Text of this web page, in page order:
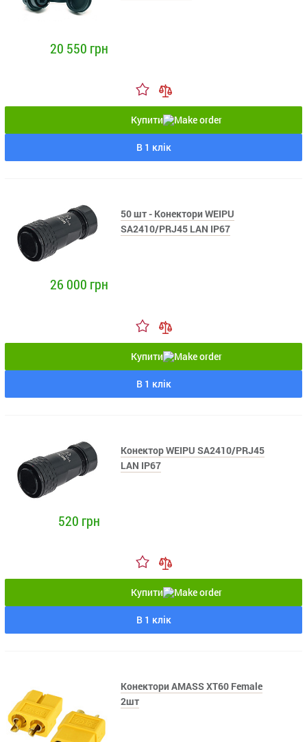
20 550 грн
Купити
В 1 клік
50 шт - Конектори WEIPU
SA2410/PRJ45 LAN IP67
26 000 грн
Купити
В 1 клік
Конектор WEIPU SA2410/PRJ45
LAN IP67
520 грн
Купити
В 1 клік
Конектори AMASS XT60 Female
2шт